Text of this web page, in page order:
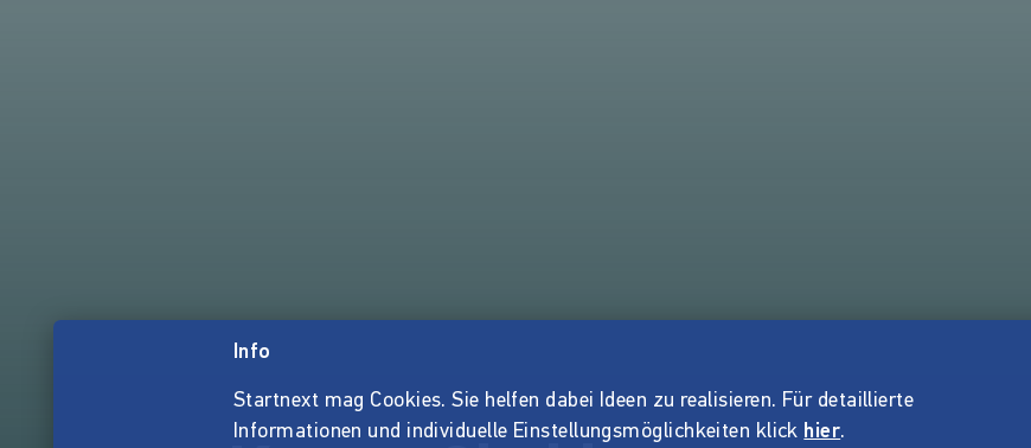
Info
Startnext mag Cookies. Sie helfen dabei Ideen zu realisieren. Für detaillierte
Informationen und individuelle Einstellungsmöglichkeiten klick hier.